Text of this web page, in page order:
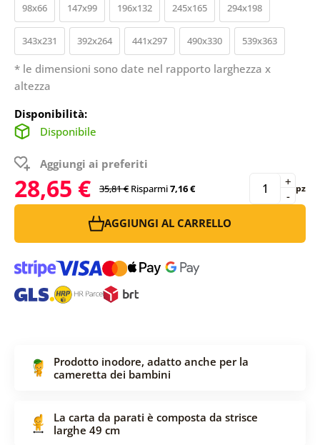
98x66 147x99 196x132 245x165 294x198
343x231 392x264 441x297 490x330 539x363
* le dimensioni sono date nel rapporto larghezza x
altezza
Disponibilità:
Disponibile
Aggiungi ai preferiti
28,65 € 35,81 € Risparmi7,16 € -
+ pz
AGGIUNGI AL CARRELLO
Prodotto inodore, adatto anche per la
cameretta dei bambini
La carta da parati è composta da strisce
larghe 49 cm